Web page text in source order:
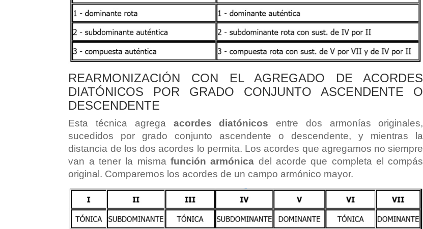
REARMONIZACIÓN CON EL AGREGADO DE ACORDES
DIATÓNICOS POR GRADO CONJUNTO ASCENDENTE O
DESCENDENTE
Esta técnica agrega acordes diatónicos entre dos armonías originales,
sucedidos por grado conjunto ascendente o descendente, y mientras la
distancia de los dos acordes lo permita. Los acordes que agregamos no siempre
van a tener la mismafunción armónica del acorde que completa el compás
original. Comparemos los acordes de un campo armónico mayor.